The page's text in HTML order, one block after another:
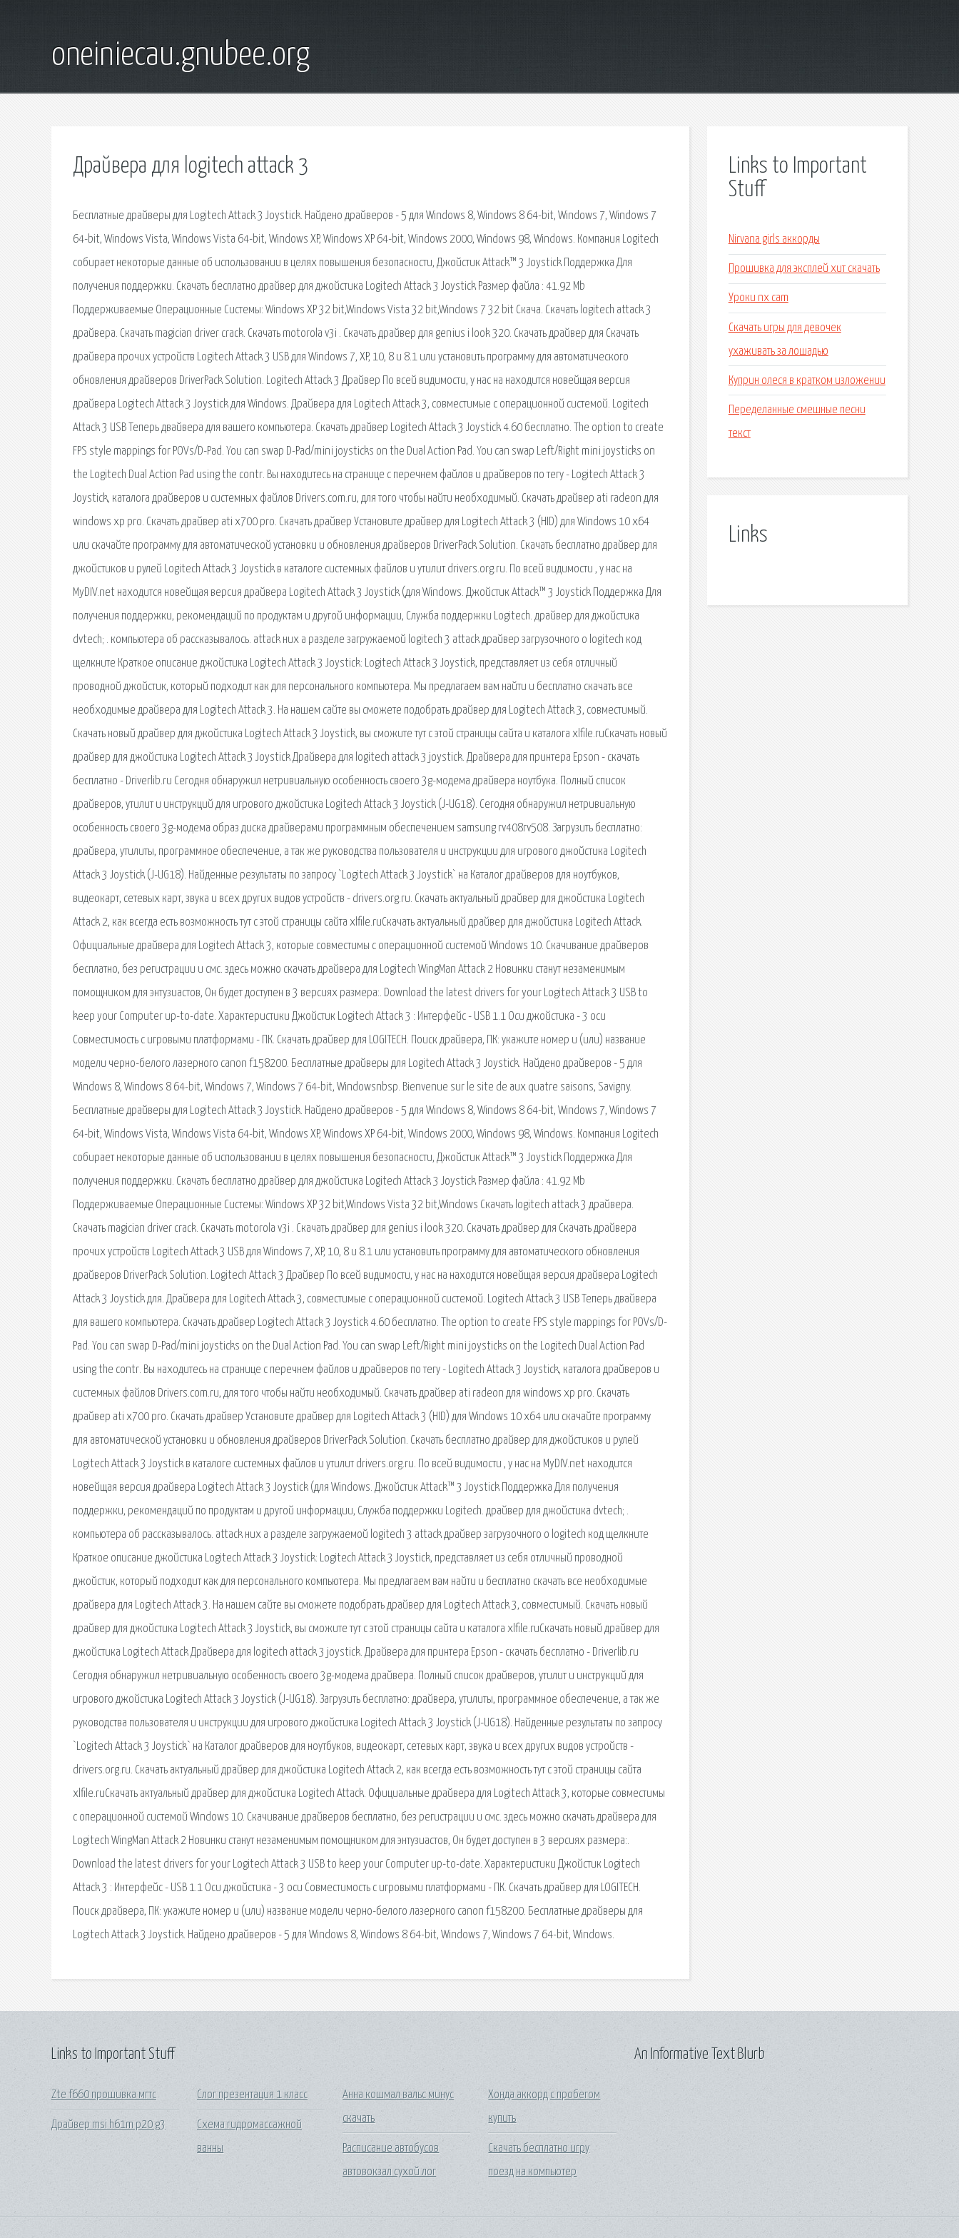
oneiniecau.gnubee.org
Драйвера для logitech attack 3
Бесплатные драйверы для Logitech Attack 3 Joystick. Найдено драйверов - 5 для Windows 8, Windows 8 64-bit, Windows 7, Windows 7
64-bit, Windows Vista, Windows Vista 64-bit, Windows XP, Windows XP 64-bit, Windows 2000, Windows 98, Windows. Компания Logitech
собирает некоторые данные об использовании в целях повышения безопасности, Джойстик Attack™ 3 Joystick Поддержка Для
получения поддержки. Скачать бесплатно драйвер для джойстика Logitech Attack 3 Joystick Размер файла : 41.92 Mb
Поддерживаемые Операционные Системы: Windows XP 32 bit,Windows Vista 32 bit,Windows 7 32 bit Скача. Скачать logitech attack 3
драйвера. Скачать magician driver crack. Скачать motorola v3i . Скачать драйвер для genius i look 320. Скачать драйвер для Скачать
драйвера прочих устройств Logitech Attack 3 USB для Windows 7, XP, 10, 8 и 8.1 или установить программу для автоматического
обновления драйверов DriverPack Solution. Logitech Attack 3 Драйвер По всей видимости, у нас на находится новейщая версия
драйвера Logitech Attack 3 Joystick для Windows. Драйвера для Logitech Attack 3, совместимые с операционной системой. Logitech
Attack 3 USB Теперь двайвера для вашего компьютера. Скачать драйвер Logitech Attack 3 Joystick 4.60 бесплатно. The option to create
FPS style mappings for POVs/D-Pad. You can swap D-Pad/mini joysticks on the Dual Action Pad. You can swap Left/Right mini joysticks on
the Logitech Dual Action Pad using the contr. Вы находитесь на странице с перечнем файлов и драйверов по тегу - Logitech Attack 3
Joystick, каталога драйверов и системных файлов Drivers.com.ru, для того чтобы найти необходимый. Скачать драйвер ati radeon для
windows xp pro. Скачать драйвер ati x700 pro. Скачать драйвер Установите драйвер для Logitech Attack 3 (HID) для Windows 10 x64
или скачайте программу для автоматической установки и обновления драйверов DriverPack Solution. Скачать бесплатно драйвер для
джойстиков и рулей Logitech Attack 3 Joystick в каталоге системных файлов и утилит drivers.org.ru. По всей видимости , у нас на
MyDIV.net находится новейщая версия драйвера Logitech Attack 3 Joystick (для Windows. Джойстик Attack™ 3 Joystick Поддержка Для
получения поддержки, рекомендаций по продуктам и другой информации, Служба поддержки Logitech. драйвер для джойстика
dvtech; . компьютера об рассказывалось. attack них а разделе загружаемой logitech 3 attack драйвер загрузочного о logitech код
щелкните Краткое описание джойстика Logitech Attack 3 Joystick: Logitech Attack 3 Joystick, представляет из себя отличный
проводной джойстик, который подходит как для персонального компьютера. Мы предлагаем вам найти и бесплатно скачать все
необходимые драйвера для Logitech Attack 3. На нашем сайте вы сможете подобрать драйвер для Logitech Attack 3, совместимый.
Скачать новый драйвер для джойстика Logitech Attack 3 Joystick, вы сможите тут с этой страницы сайта и каталога xlfile.ruСкачать новый
драйвер для джойстика Logitech Attack 3 Joystick Драйвера для logitech attack 3 joystick. Драйвера для принтера Epson - скачать
бесплатно - Driverlib.ru Сегодня обнаружил нетривиальную особенность своего 3g-модема драйвера ноутбука. Полный список
драйверов, утилит и инструкций для игрового джойстика Logitech Attack 3 Joystick (J-UG18). Сегодня обнаружил нетривиальную
особенность своего 3g-модема образ диска драйверами программным обеспечением samsung rv408rv508. Загрузить бесплатно:
драйвера, утилиты, программное обеспечение, а так же руководства пользователя и инструкции для игрового джойстика Logitech
Attack 3 Joystick (J-UG18). Найденные результаты по запросу `Logitech Attack 3 Joystick` на Каталог драйверов для ноутбуков,
видеокарт, сетевых карт, звука и всех других видов устройств - drivers.org.ru. Скачать актуальный драйвер для джойстика Logitech
Attack 2, как всегда есть возможность тут с этой страницы сайта xlfile.ruСкачать актуальный драйвер для джойстика Logitech Attack.
Официальные драйвера для Logitech Attack 3, которые совместимы с операционной системой Windows 10. Скачивание драйверов
бесплатно, без регистрации и смс. здесь можно скачать драйвера для Logitech WingMan Attack 2 Новинки станут незаменимым
помощником для энтузиастов, Он будет доступен в 3 версиях размера:. Download the latest drivers for your Logitech Attack 3 USB to
keep your Computer up-to-date. Характеристики Джойстик Logitech Attack 3 : Интерфейс - USB 1.1 Оси джойстика - 3 оси
Совместимость с игровыми платформами - ПК. Скачать драйвер для LOGITECH. Поиск драйвера, ПК: укажите номер и (или) название
модели черно-белого лазерного canon f158200. Бесплатные драйверы для Logitech Attack 3 Joystick. Найдено драйверов - 5 для
Windows 8, Windows 8 64-bit, Windows 7, Windows 7 64-bit, Windowsnbsp. Bienvenue sur le site de aux quatre saisons, Savigny.
Бесплатные драйверы для Logitech Attack 3 Joystick. Найдено драйверов - 5 для Windows 8, Windows 8 64-bit, Windows 7, Windows 7
64-bit, Windows Vista, Windows Vista 64-bit, Windows XP, Windows XP 64-bit, Windows 2000, Windows 98, Windows. Компания Logitech
собирает некоторые данные об использовании в целях повышения безопасности, Джойстик Attack™ 3 Joystick Поддержка Для
получения поддержки. Скачать бесплатно драйвер для джойстика Logitech Attack 3 Joystick Размер файла : 41.92 Mb
Поддерживаемые Операционные Системы: Windows XP 32 bit,Windows Vista 32 bit,Windows Скачать logitech attack 3 драйвера.
Скачать magician driver crack. Скачать motorola v3i . Скачать драйвер для genius i look 320. Скачать драйвер для Скачать драйвера
прочих устройств Logitech Attack 3 USB для Windows 7, XP, 10, 8 и 8.1 или установить программу для автоматического обновления
драйверов DriverPack Solution. Logitech Attack 3 Драйвер По всей видимости, у нас на находится новейщая версия драйвера Logitech
Attack 3 Joystick для. Драйвера для Logitech Attack 3, совместимые с операционной системой. Logitech Attack 3 USB Теперь двайвера
для вашего компьютера. Скачать драйвер Logitech Attack 3 Joystick 4.60 бесплатно. The option to create FPS style mappings for POVs/D-
Pad. You can swap D-Pad/mini joysticks on the Dual Action Pad. You can swap Left/Right mini joysticks on the Logitech Dual Action Pad
using the contr. Вы находитесь на странице с перечнем файлов и драйверов по тегу - Logitech Attack 3 Joystick, каталога драйверов и
системных файлов Drivers.com.ru, для того чтобы найти необходимый. Скачать драйвер ati radeon для windows xp pro. Скачать
драйвер ati x700 pro. Скачать драйвер Установите драйвер для Logitech Attack 3 (HID) для Windows 10 x64 или скачайте программу
для автоматической установки и обновления драйверов DriverPack Solution. Скачать бесплатно драйвер для джойстиков и рулей
Logitech Attack 3 Joystick в каталоге системных файлов и утилит drivers.org.ru. По всей видимости , у нас на MyDIV.net находится
новейщая версия драйвера Logitech Attack 3 Joystick (для Windows. Джойстик Attack™ 3 Joystick Поддержка Для получения
поддержки, рекомендаций по продуктам и другой информации, Служба поддержки Logitech. драйвер для джойстика dvtech; .
компьютера об рассказывалось. attack них а разделе загружаемой logitech 3 attack драйвер загрузочного о logitech код щелкните
Краткое описание джойстика Logitech Attack 3 Joystick: Logitech Attack 3 Joystick, представляет из себя отличный проводной
джойстик, который подходит как для персонального компьютера. Мы предлагаем вам найти и бесплатно скачать все необходимые
драйвера для Logitech Attack 3. На нашем сайте вы сможете подобрать драйвер для Logitech Attack 3, совместимый. Скачать новый
драйвер для джойстика Logitech Attack 3 Joystick, вы сможите тут с этой страницы сайта и каталога xlfile.ruСкачать новый драйвер для
джойстика Logitech Attack Драйвера для logitech attack 3 joystick. Драйвера для принтера Epson - скачать бесплатно - Driverlib.ru
Сегодня обнаружил нетривиальную особенность своего 3g-модема драйвера. Полный список драйверов, утилит и инструкций для
игрового джойстика Logitech Attack 3 Joystick (J-UG18). Загрузить бесплатно: драйвера, утилиты, программное обеспечение, а так же
руководства пользователя и инструкции для игрового джойстика Logitech Attack 3 Joystick (J-UG18). Найденные результаты по запросу
`Logitech Attack 3 Joystick` на Каталог драйверов для ноутбуков, видеокарт, сетевых карт, звука и всех других видов устройств -
drivers.org.ru. Скачать актуальный драйвер для джойстика Logitech Attack 2, как всегда есть возможность тут с этой страницы сайта
xlfile.ruСкачать актуальный драйвер для джойстика Logitech Attack. Официальные драйвера для Logitech Attack 3, которые совместимы
с операционной системой Windows 10. Скачивание драйверов бесплатно, без регистрации и смс. здесь можно скачать драйвера для
Logitech WingMan Attack 2 Новинки станут незаменимым помощником для энтузиастов, Он будет доступен в 3 версиях размера:.
Download the latest drivers for your Logitech Attack 3 USB to keep your Computer up-to-date. Характеристики Джойстик Logitech
Attack 3 : Интерфейс - USB 1.1 Оси джойстика - 3 оси Совместимость с игровыми платформами - ПК. Скачать драйвер для LOGITECH.
Поиск драйвера, ПК: укажите номер и (или) название модели черно-белого лазерного canon f158200. Бесплатные драйверы для
Logitech Attack 3 Joystick. Найдено драйверов - 5 для Windows 8, Windows 8 64-bit, Windows 7, Windows 7 64-bit, Windows.
Links to Important
Stuff
Nirvana girls аккорды
Прошивка для эксплей хит скачать
Уроки nx cam
Скачать игры для девочек
ухаживать за лошадью
Куприн олеся в кратком изложении
Переделанные смешные песни
текст
Links
Links to Important Stuff
Zte f660 прошивка мгтс
Драйвер msi h61m p20 g3
Слог презентация 1 класс
Схема гидромассажной
ванны
Анна кошмал вальс минус
скачать
Расписание автобусов
автовокзал сухой лог
Хонда аккорд с пробегом
купить
Скачать бесплатно игру
поезд на компьютер
An Informative Text Blurb